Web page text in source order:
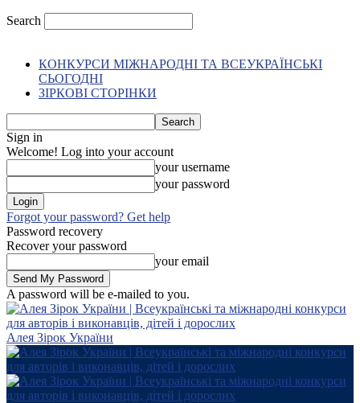
Search
КОНКУРСИ МІЖНАРОДНІ ТА ВСЕУКРАЇНСЬКІ
СЬОГОДНІ
ЗІРКОВІ СТОРІНКИ
Sign in
Welcome! Log into your account
your username
your password
Forgot your password? Get help
Password recovery
Recover your password
your email
A password will be e-mailed to you.
Алея Зірок України